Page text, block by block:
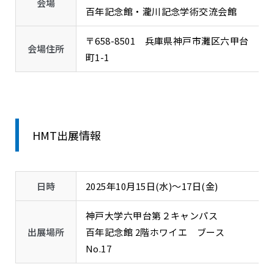
会場
百年記念館・瀧川記念学術交流会館
会場住所
〒658-8501 兵庫県神戸市灘区六甲台
町1-1
HMT出展情報
日時 2025年10月15日(水)～17日(金)
出展場所
神戸大学六甲台第２キャンパス
百年記念館 2階ホワイエ ブース
No.17